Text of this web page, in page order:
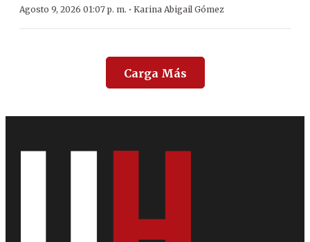
Agosto 9, 2026 01:07 p. m. · Karina Abigail Gómez
Carga Más